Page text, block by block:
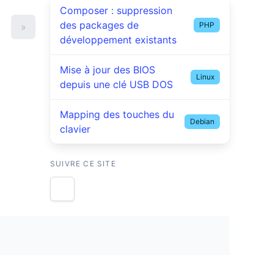
»
Composer : suppression
des packages de
développement existants
PHP
Mise à jour des BIOS
depuis une clé USB DOS
Linux
Mapping des touches du
clavier
Debian
SUIVRE CE SITE